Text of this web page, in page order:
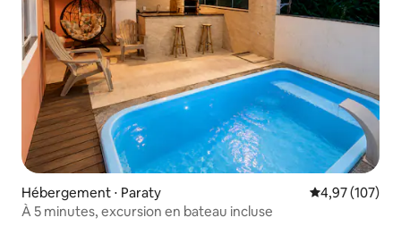
Hébergement ⋅ Paraty Évaluation
4,97 (107)
À 5 minutes, excursion en bateau incluse